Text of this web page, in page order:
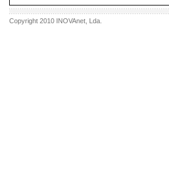
Copyright 2010 INOVAnet , Lda.